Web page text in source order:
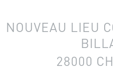
NOUVEAU LIEU
28000